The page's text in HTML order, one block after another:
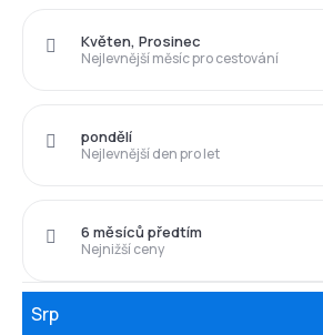
Nejlevnější měsíc pro cestování
Květen, Prosinec
Nejlevnější den pro let
pondělí
Nejnižší ceny
6 měsíců předtím
Srp